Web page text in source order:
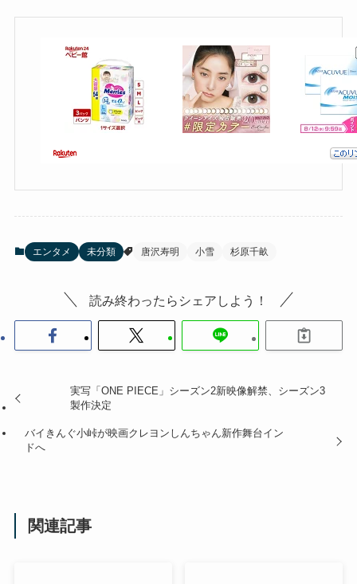
エンタメ 未分類 唐沢寿明 小雪 杉原千畝
読み終わったらシェアしよう！
実写「ONE PIECE」シーズン2新映像解禁、シーズン3
製作決定
バイきんぐ小峠が映画クレヨンしんちゃん新作舞台イン
ドへ
関連記事